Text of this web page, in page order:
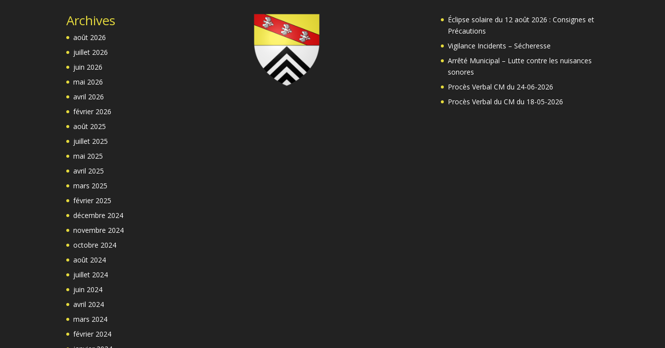
Archives
août 2026
juillet 2026
juin 2026
mai 2026
avril 2026
février 2026
août 2025
juillet 2025
mai 2025
avril 2025
mars 2025
février 2025
décembre 2024
novembre 2024
octobre 2024
août 2024
juillet 2024
juin 2024
avril 2024
mars 2024
février 2024
Éclipse solaire du 12 août 2026 : Consignes et
Précautions
Vigilance Incidents – Sécheresse
Arrêté Municipal – Lutte contre les nuisances
sonores
Procès Verbal CM du 24-06-2026
Procès Verbal du CM du 18-05-2026